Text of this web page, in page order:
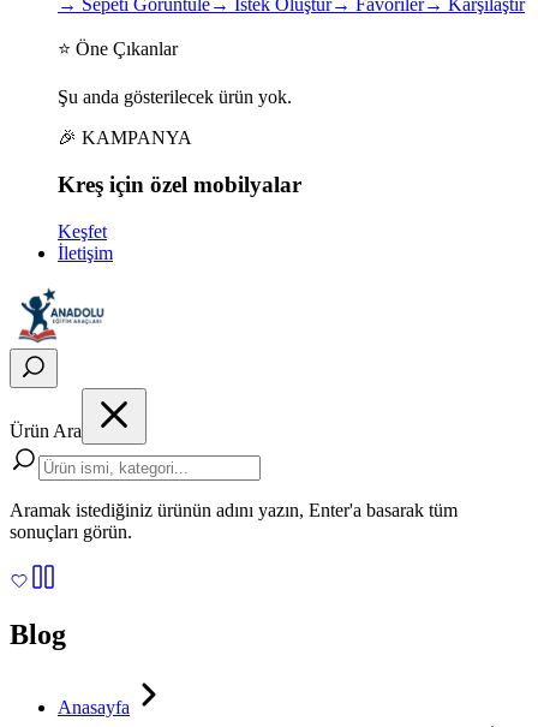
→ Sepeti Görüntüle→ İstek Oluştur→ Favoriler→ Karşılaştır
⭐ Öne Çıkanlar
Şu anda gösterilecek ürün yok.
🎉 KAMPANYA
Kreş için özel mobilyalar
Keşfet
İletişim
Ürün Ara
Aramak istediğiniz ürünün adını yazın, Enter'a basarak tüm
sonuçları görün.
Blog
Anasayfa